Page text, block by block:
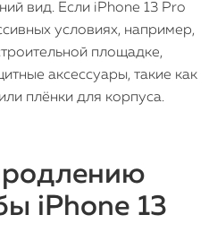
вид. Если iPhone 13 Pro
условиях, например,
площадке,
аксессуары, такие как
плёнки для корпуса.
iPhone 13